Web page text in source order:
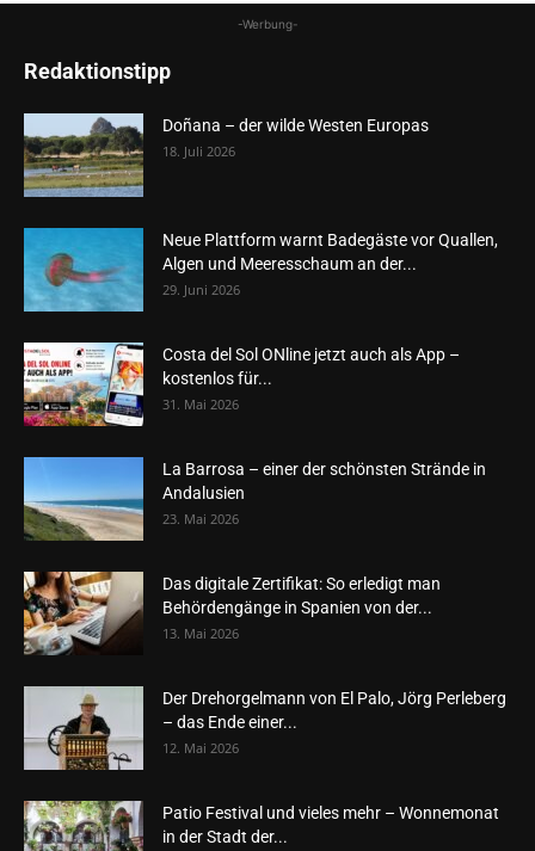
-Werbung-
Redaktionstipp
Doñana – der wilde Westen Europas
18. Juli 2026
Neue Plattform warnt Badegäste vor Quallen,
Algen und Meeresschaum an der...
29. Juni 2026
Costa del Sol ONline jetzt auch als App –
kostenlos für...
31. Mai 2026
La Barrosa – einer der schönsten Strände in
Andalusien
23. Mai 2026
Das digitale Zertifikat: So erledigt man
Behördengänge in Spanien von der...
13. Mai 2026
Der Drehorgelmann von El Palo, Jörg Perleberg
– das Ende einer...
12. Mai 2026
Patio Festival und vieles mehr – Wonnemonat
in der Stadt der...